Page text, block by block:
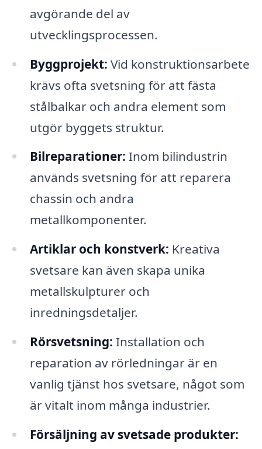
avgörande del av
utvecklingsprocessen.
Byggprojekt: Vid konstruktionsarbete
krävs ofta svetsning för att fästa
stålbalkar och andra element som
utgör byggets struktur.
Bilreparationer: Inom bilindustrin
används svetsning för att reparera
chassin och andra
metallkomponenter.
Artiklar och konstverk: Kreativa
svetsare kan även skapa unika
metallskulpturer och
inredningsdetaljer.
Rörsvetsning: Installation och
reparation av rörledningar är en
vanlig tjänst hos svetsare, något som
är vitalt inom många industrier.
Försäljning av svetsade produkter: